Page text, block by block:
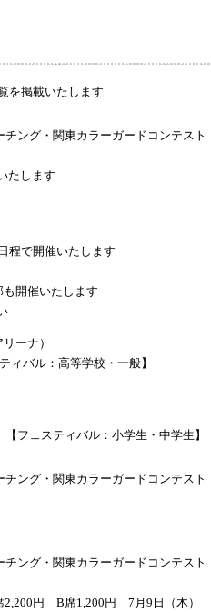
を掲載いたします
ング・関東カラーガードコンテスト
たします
程で開催いたします
開催いたします
ーナ）
ル：高等学校・一般】
フェスティバル：小学生・中学生】
ング・関東カラーガードコンテスト
ング・関東カラーガードコンテスト
円 B席1,200円 7月9日（木）